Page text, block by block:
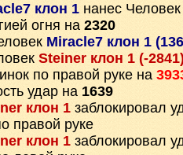
клон 1 нанес
огня на 2320
Miracle7 клон 1
Steiner клон 1 (-
по правой руке на
удар на 1639
клон 1 заблокировал
правой руке
клон 1 заблокировал